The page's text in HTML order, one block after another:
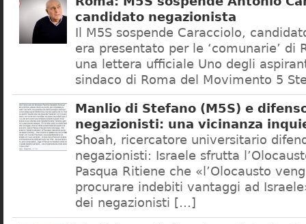
candidato negazionista
Il M5S sospende Caracciolo,
era presentato per le ‘comunarie’ di
una lettera ufficiale Uno degli
sindaco di Roma del Movimento 5
Manlio di Stefano (M5S) e
negazionisti: una vicinanza
Shoah, ricercatore universitario
negazionisti: Israele sfrutta
Pasqua Ritiene che «l’Olocausto
procurare indebiti vantaggi ad
dei negazionisti […]